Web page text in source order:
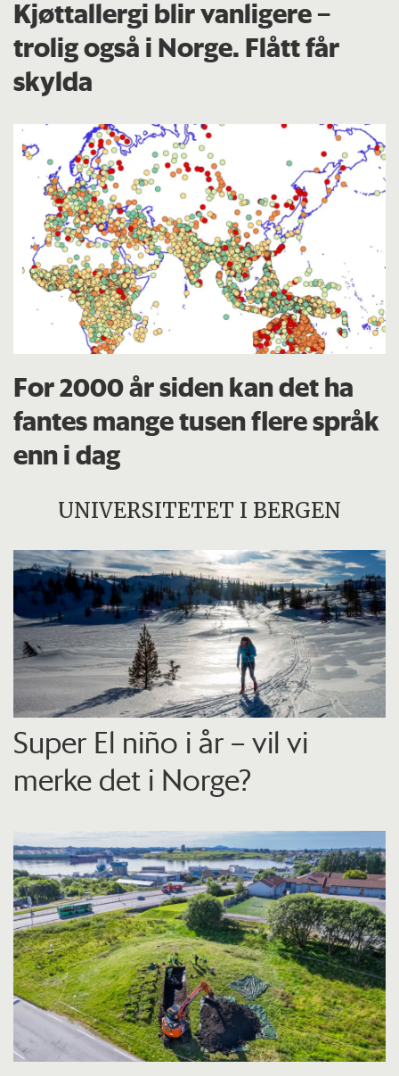
Kjøttallergi blir vanligere –
trolig også i Norge. Flått får
skylda
For 2000 år siden kan det ha
fantes mange tusen flere språk
enn i dag
UNIVERSITETET I BERGEN
Super El niño i år – vil vi
merke det i Norge?